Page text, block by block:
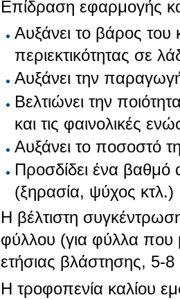
Επίδραση εφαρμογής
Αυξάνει το βάρος
περιεκτικότητας σε
Αυξάνει την
Βελτιώνει την
και τις φαινολικές
Αυξάνει το ποσοστό
Προσδίδει ένα βαθμό
(ξηρασία, ψύχος κτλ.)
Η βέλτιστη
φύλλου (για φύλλα που
ετήσιας βλάστησης, 5-
Η τροφοπενία καλίου